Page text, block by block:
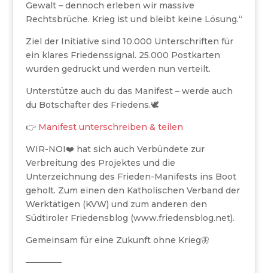
Gewalt – dennoch erleben wir massive
Rechtsbrüche. Krieg ist und bleibt keine Lösung.“
Ziel der Initiative sind 10.000 Unterschriften für
ein klares Friedenssignal. 25.000 Postkarten
wurden gedruckt und werden nun verteilt.
Unterstütze auch du das Manifest – werde auch
du Botschafter des Friedens.🕊
👉 Manifest unterschreiben & teilen
WIR-NOI❤️ hat sich auch Verbündete zur
Verbreitung des Projektes und die
Unterzeichnung des Frieden-Manifests ins Boot
geholt. Zum einen den Katholischen Verband der
Werktätigen (KVW) und zum anderen den
Südtiroler Friedensblog (www.friedensblog.net).
Gemeinsam für eine Zukunft ohne Krieg🦋
──────